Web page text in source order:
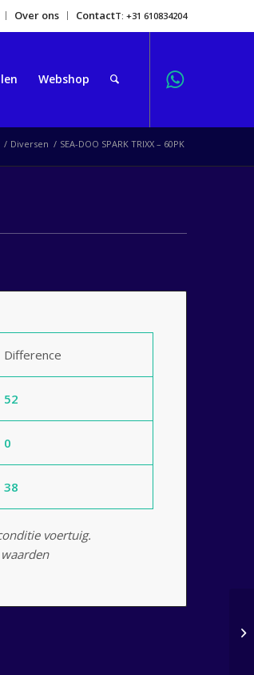
Over ons ContactT: +31 610834204
Webshop
/ Diversen / SEA-DOO SPARK TRIXX – 60PK
Difference
52
0
38
voertuig.